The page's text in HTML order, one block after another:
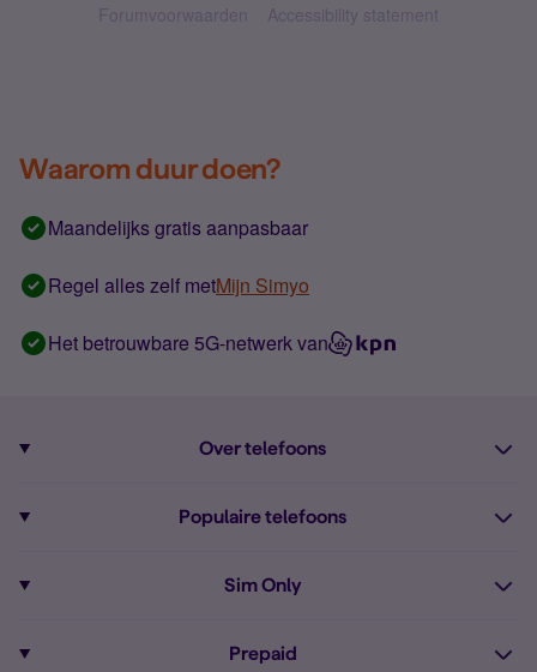
Forumvoorwaarden Accessibility statement
Waarom duur doen?
Maandelijks gratis aanpasbaar
Regel alles zelf metMijn Simyo
Het betrouwbare 5G-netwerk van
Over telefoons
Alle telefoons
Populaire telefoons
iPhone 16
Sim Only
Prepaid